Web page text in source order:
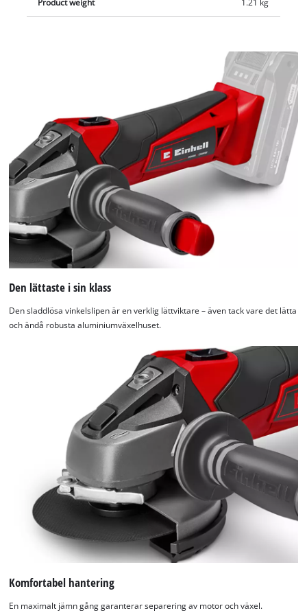
Product weight 1.21 kg
Den lättaste i sin klass
Den sladdlösa vinkelslipen är en verklig lättviktare – även tack vare det lätta
och ändå robusta aluminiumväxelhuset.
Komfortabel hantering
En maximalt jämn gång garanterar separering av motor och växel.